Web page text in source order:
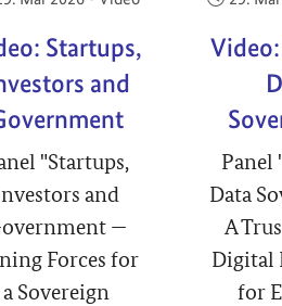
Startups,
and
"Startups,
and
—
Forces for
a Sovereign
Panel
Data
A
Digital
for